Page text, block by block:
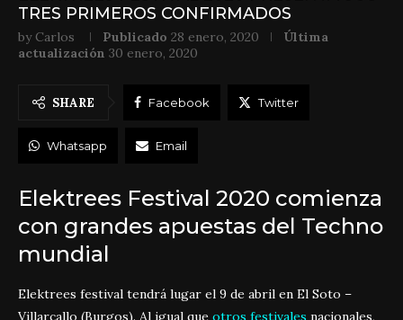
TRES PRIMEROS CONFIRMADOS
by Carlos Publicado 28 enero, 2020
Última
actualización 30 enero, 2020
SHARE Facebook Twitter
Whatsapp Email
Elektrees Festival 2020 comienza
con grandes apuestas del Techno
mundial
Elektrees festival tendrá lugar el 9 de abril en El Soto –
Villarcallo (Burgos). Al igual que otros festivales nacionales,